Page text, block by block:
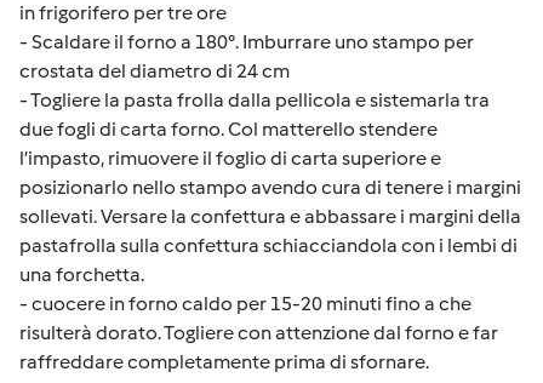
in frigorifero per tre ore
- Scaldare il forno a 180°. Imburrare uno stampo per
crostata del diametro di 24 cm
- Togliere la pasta frolla dalla pellicola e sistemarla tra
due fogli di carta forno. Col matterello stendere
l’impasto, rimuovere il foglio di carta superiore e
posizionarlo nello stampo avendo cura di tenere i margini
sollevati. Versare la confettura e abbassare i margini della
pastafrolla sulla confettura schiacciandola con i lembi di
una forchetta.
- cuocere in forno caldo per 15-20 minuti fino a che
risulterà dorato. Togliere con attenzione dal forno e far
raffreddare completamente prima di sfornare.